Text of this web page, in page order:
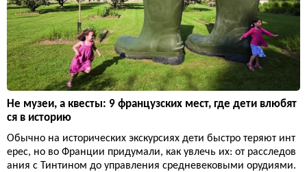
Не музеи, а квесты: 9 французских мест, где дети влюбят
ся в историю
Обычно на исторических экскурсиях дети быстро теряют инт
ерес, но во Франции придумали, как увлечь их: от расследов
ания с Тинтином до управления средневековыми орудиями.